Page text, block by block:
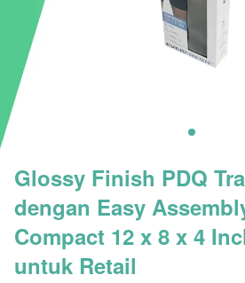
Glossy Finish PDQ
dengan Easy
Compact 12 x 8 x 4
untuk Retail